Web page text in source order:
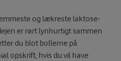
og lækreste laktose-
er rørt lynhurtigt sammen
du blot bollerne på
opskrift, hvis du vil have